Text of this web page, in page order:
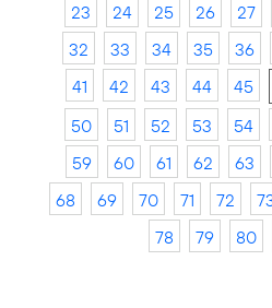
23
24 25 26 27
32
33 34 35 36
41
42 43 44 45
50
51 52 53 54
59
60 61 62 63
68
69 70 71 72
78
79 80